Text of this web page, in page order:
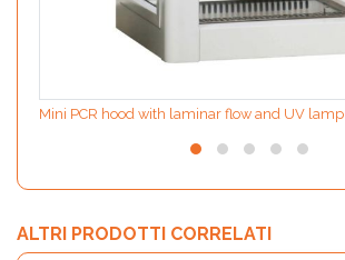
Mini PCR hood with laminar flow and UV lamp
ALTRI PRODOTTI CORRELATI